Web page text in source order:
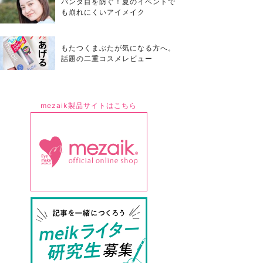
も崩れにくいアイメイク
もたつくまぶたが気になる方へ。
話題の二重コスメレビュー
mezaik製品サイトはこちら